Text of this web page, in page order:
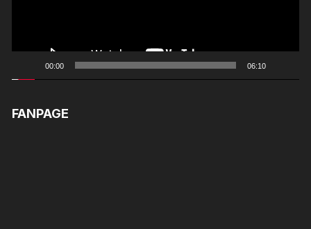
00:00 06:10
FANPAGE